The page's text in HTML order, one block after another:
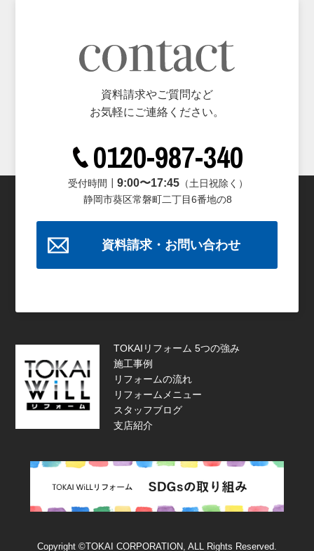
資料請求やご質問など
お気軽にご連絡ください。
0120-987-340
受付時間┃ 9:00〜17:45（土日祝除く）
静岡市葵区常磐町二丁目6番地の8
資料請求・お問い合わせ
TOKAIリフォーム 5つの強み
施工事例
リフォームの流れ
リフォームメニュー
スタッフブログ
支店紹介
Copyright ©TOKAI CORPORATION, ALL Rights Reserved.